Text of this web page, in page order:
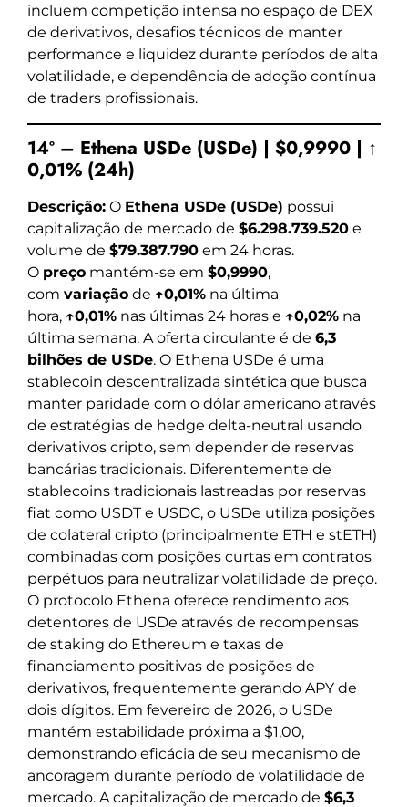
incluem competição intensa no espaço de DEX
de derivativos, desafios técnicos de manter
performance e liquidez durante períodos de alta
volatilidade, e dependência de adoção contínua
de traders profissionais.
14º – Ethena USDe (USDe) | $0,9990 | ↑
0,01% (24h)
Descrição: O Ethena USDe (USDe) possui
capitalização de mercado de $6.298.739.520 e
volume de $79.387.790 em 24 horas.
O preço mantém-se em $0,9990,
com variação de ↑0,01% na última
hora, ↑0,01% nas últimas 24 horas e ↑0,02% na
última semana. A oferta circulante é de 6,3
bilhões de USDe. O Ethena USDe é uma
stablecoin descentralizada sintética que busca
manter paridade com o dólar americano através
de estratégias de hedge delta-neutral usando
derivativos cripto, sem depender de reservas
bancárias tradicionais. Diferentemente de
stablecoins tradicionais lastreadas por reservas
fiat como USDT e USDC, o USDe utiliza posições
de colateral cripto (principalmente ETH e stETH)
combinadas com posições curtas em contratos
perpétuos para neutralizar volatilidade de preço.
O protocolo Ethena oferece rendimento aos
detentores de USDe através de recompensas
de staking do Ethereum e taxas de
financiamento positivas de posições de
derivativos, frequentemente gerando APY de
dois dígitos. Em fevereiro de 2026, o USDe
mantém estabilidade próxima a $1,00,
demonstrando eficácia de seu mecanismo de
ancoragem durante período de volatilidade de
mercado. A capitalização de mercado de $6,3